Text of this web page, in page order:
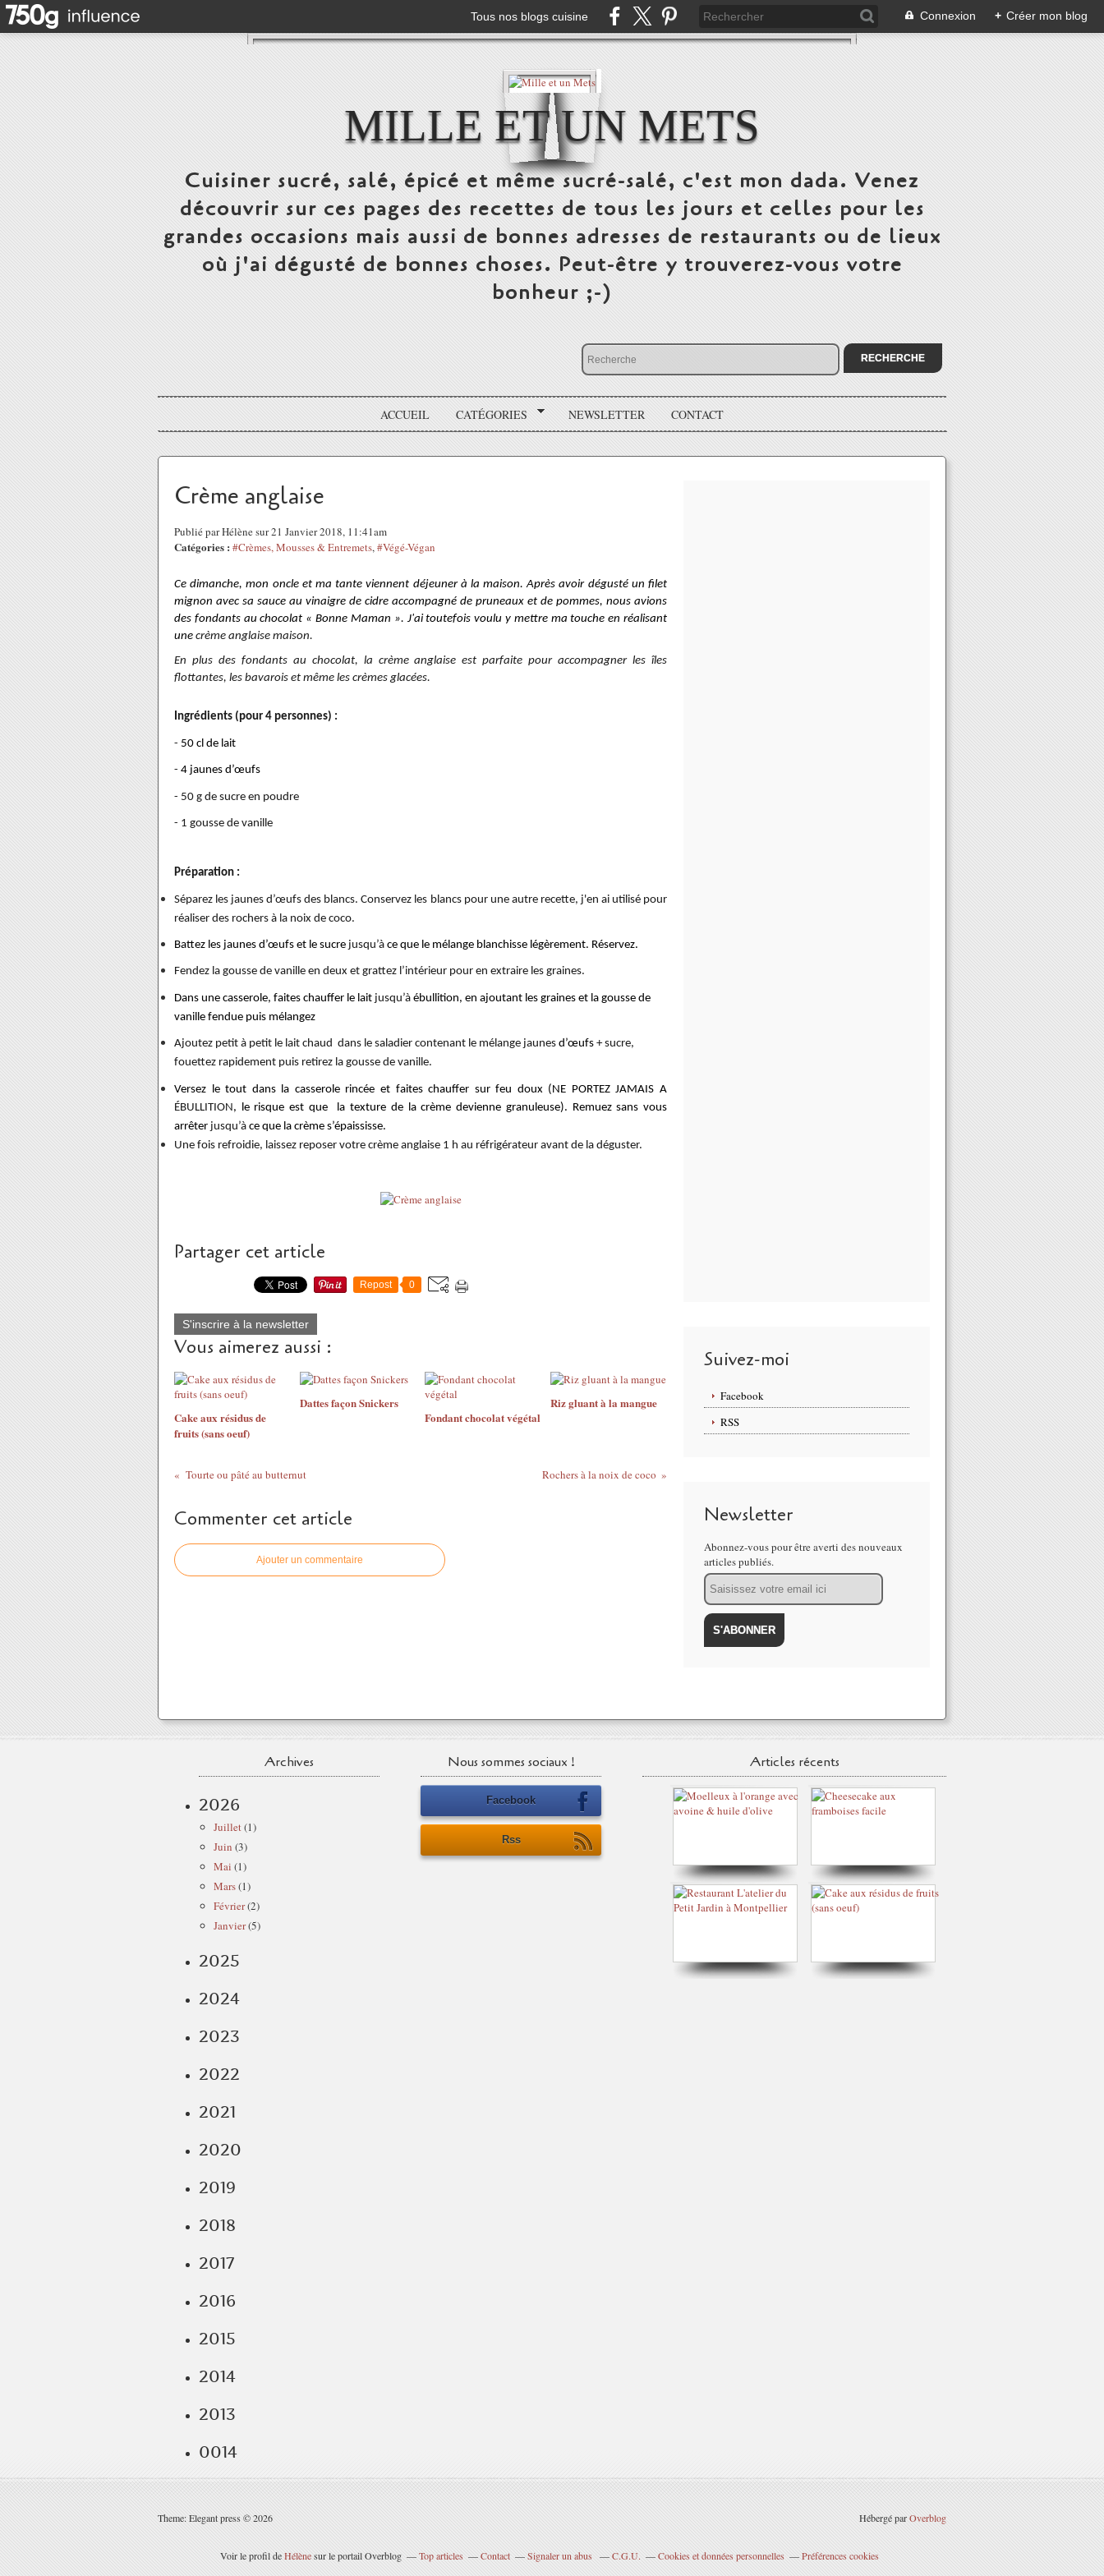
Tous nos blogs cuisine Connexion + Créer mon blog
MILLE ET UN METS
Cuisiner sucré, salé, épicé et même sucré-salé, c'est mon dada. Venez
découvrir sur ces pages des recettes de tous les jours et celles pour les
grandes occasions mais aussi de bonnes adresses de restaurants ou de lieux
où j'ai dégusté de bonnes choses. Peut-être y trouverez-vous votre
bonheur ;-)
ACCUEIL CATÉGORIES NEWSLETTER CONTACT
Crème anglaise
Publié par Hélène sur 21 Janvier 2018, 11:41am
Catégories : #Crèmes, Mousses & Entremets,#Végé-Végan
Ce dimanche, mon oncle et ma tante viennent déjeuner à la maison. Après avoir dégusté un filet
mignon avec sa sauce au vinaigre de cidre accompagné de pruneaux et de pommes, nous avions
des fondants au chocolat « Bonne Maman ». J'aitoutefoisvoulu y mettre ma touche en réalisant
une crème anglaise maison.
En plus des fondants au chocolat, la crème anglaise est parfaite pour accompagner les îles
flottantes, les bavarois et même les crèmes glacées.
Ingrédients (pour 4 personnes) :
- 50 cl de lait
- 4 jaunes d’œufs
- 50 g de sucre en poudre
- 1 gousse de vanille
Préparation :
Séparez les jaunes d’œufs des blancs. Conservez les blancs pour une autre recette, j'en ai utilisé pour
réaliser des rochers à la noix de coco.
Battez les jaunes d’œufs et le sucre jusqu’à ce que le mélange blanchisse légèrement. Réservez.
Fendez la gousse de vanille en deux et grattez l’intérieur pour en extraire les graines.
Dans une casserole, faites chauffer le lait jusqu’à ébullition, en ajoutant les graines et la gousse de
vanille fendue puis mélangez
Ajoutez petit à petit le lait chaud dans le saladier contenant le mélange jaunes d’œufs + sucre,
fouettez rapidement puis retirez la gousse de vanille.
Versez le tout dans la casserole rincée et faites chauffer sur feu doux (NE PORTEZ JAMAIS A
ÉBULLITION, le risque est que la texture de la crème devienne granuleuse). Remuez sans vous
arrêter jusqu’à ce que la crème s’épaississe.
Une fois refroidie, laissez reposer votre crème anglaise 1 h au réfrigérateur avant de la déguster.
Partager cet article
Repost 0
S'inscrire à la newsletter
Vous aimerez aussi :
Cake aux résidus de
fruits (sans oeuf)
Dattes façon Snickers
Fondant chocolat végétal
Riz gluant à la mangue
Tourte ou pâté au butternut Rochers à la noix de coco
Commenter cet article
Ajouter un commentaire
Suivez-moi
Facebook
RSS
Newsletter
Abonnez-vous pour être averti des nouveaux
articles publiés.
Email
Archives
2026
Juillet(1)
Juin (3)
Mai (1)
Mars(1)
Février(2)
Janvier(5)
2025
2024
2023
2022
2021
2020
2019
2018
2017
2016
2015
2014
2013
0014
Nous sommes sociaux !
Facebook
Rss
Articles récents
Theme: Elegant press © 2026 Hébergé parOverblog
Voir le profil deHélènesur le portail Overblog Top articles Contact Signaler un abus C.G.U. Cookies et données personnelles Préférences cookies